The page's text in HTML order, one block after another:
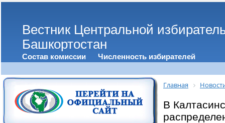
Вестник Центральной
Башкортостан
Состав комиссии Численность избирателей
Главная
В